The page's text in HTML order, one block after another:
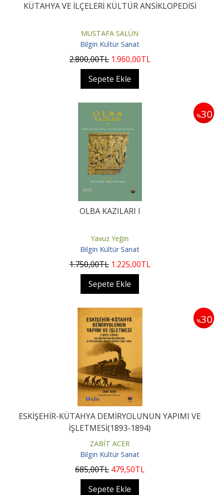
KÜTAHYA VE İLÇELERİ KÜLTÜR ANSİKLOPEDİSİ
MUSTAFA SALÜN
Bilgin Kültür Sanat
2.800,00TL 1.960,00TL
Sepete Ekle
%30
OLBA KAZILARI I
Yavuz Yeğin
Bilgin Kültür Sanat
1.750,00TL 1.225,00TL
Sepete Ekle
%30
ESKİŞEHİR-KÜTAHYA DEMİRYOLUNUN YAPIMI VE
İŞLETMESİ(1893-1894)
ZABİT ACER
Bilgin Kültür Sanat
685,00TL 479,50TL
Sepete Ekle